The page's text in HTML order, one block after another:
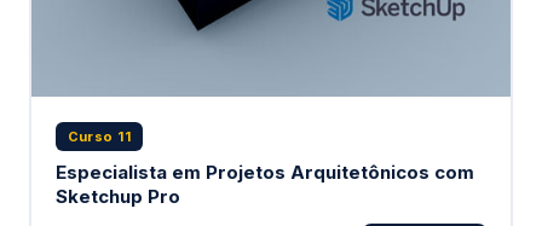
Curso 11
Especialista em Projetos Arquitetônicos com
Sketchup Pro